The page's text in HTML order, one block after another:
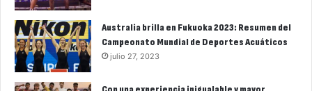
Australia brilla en Fukuoka 2023: Resumen del
Campeonato Mundial de Deportes Acuáticos
julio 27, 2023